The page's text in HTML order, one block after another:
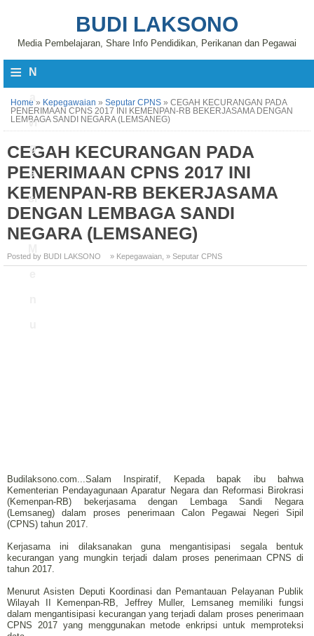
BUDI LAKSONO
Media Pembelajaran, Share Info Pendidikan, Perikanan dan Pegawai
≡ N
vi
g
a
si
Home » Kepegawaian » Seputar CPNS » CEGAH KECURANGAN PADA
PENERIMAAN CPNS 2017 INI KEMENPAN-RB BEKERJASAMA DENGAN
LEMBAGA SANDI NEGARA (LEMSANEG)
CEGAH KECURANGAN PADA
PENERIMAAN CPNS 2017 INI
KEMENPAN-RB BEKERJASAMA
DENGAN LEMBAGA SANDI
NEGARA (LEMSANEG)
Posted by BUDI LAKSONO » Kepegawaian » Seputar CPNS
Budilaksono.com...Salam Inspiratif, Kepada bapak ibu bahwa
Kementerian Pendayagunaan Aparatur Negara dan Reformasi Birokrasi
(Kemenpan-RB) bekerjasama dengan Lembaga Sandi Negara
(Lemsaneg) dalam proses penerimaan Calon Pegawai Negeri Sipil
(CPNS) tahun 2017.
Kerjasama ini dilaksanakan guna mengantisipasi segala bentuk
kecurangan yang mungkin terjadi dalam proses penerimaan CPNS di
tahun 2017.
Menurut Asisten Deputi Koordinasi dan Pemantauan Pelayanan Publik
Wilayah II Kemenpan-RB, Jeffrey Muller, Lemsaneg memiliki fungsi
dalam mengantisipasi kecurangan yang terjadi dalam proses penerimaan
CPNS 2017 yang menggunakan metode enkripsi untuk memproteksi